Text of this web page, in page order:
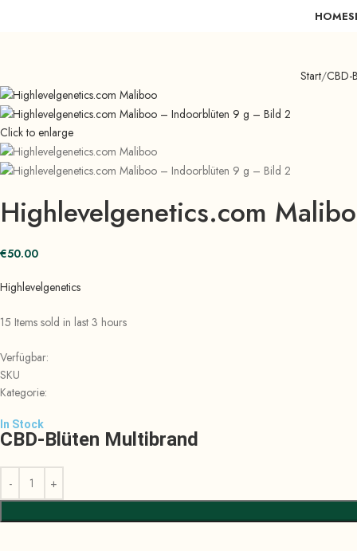
HOME
Start CBD-
Click to enlarge
Highlevelgenetics.com
€50.00
Highlevelgenetics
15 Items sold in last 3 hours
Verfügbar:
SKU
Kategorie:
In Stock
CBD-Blüten Multibrand